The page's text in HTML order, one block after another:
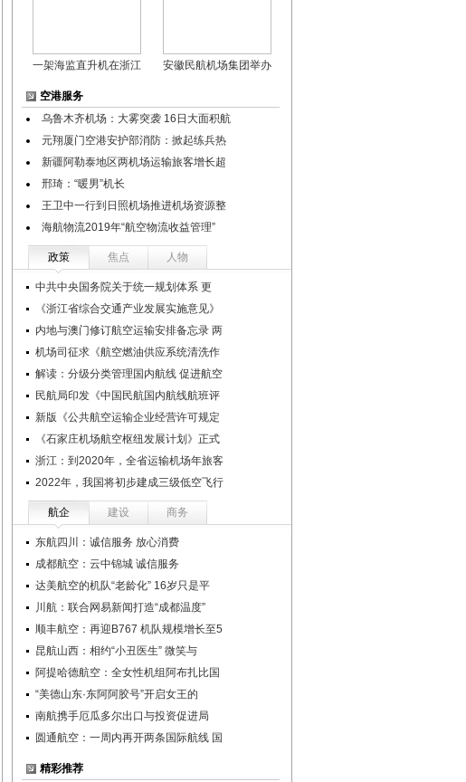
一架海监直升机在浙江 安徽民航机场集团举办
空港服务
乌鲁木齐机场：大雾突袭 16日大面积航
元翔厦门空港安护部消防：掀起练兵热
新疆阿勒泰地区两机场运输旅客增长超
邢琦：“暖男”机长
王卫中一行到日照机场推进机场资源整
海航物流2019年“航空物流收益管理”
政策 焦点 人物
中共中央国务院关于统一规划体系 更
《浙江省综合交通产业发展实施意见》
内地与澳门修订航空运输安排备忘录 两
机场司征求《航空燃油供应系统清洗作
解读：分级分类管理国内航线 促进航空
民航局印发《中国民航国内航线航班评
新版《公共航空运输企业经营许可规定
《石家庄机场航空枢纽发展计划》正式
浙江：到2020年，全省运输机场年旅客
2022年，我国将初步建成三级低空飞行
航企 建设 商务
东航四川：诚信服务 放心消费
成都航空：云中锦城 诚信服务
达美航空的机队“老龄化” 16岁只是平
川航：联合网易新闻打造“成都温度”
顺丰航空：再迎B767 机队规模增长至5
昆航山西：相约“小丑医生” 微笑与
阿提哈德航空：全女性机组阿布扎比国
“美德山东·东阿阿胶号”开启女王的
南航携手厄瓜多尔出口与投资促进局
圆通航空：一周内再开两条国际航线 国
精彩推荐